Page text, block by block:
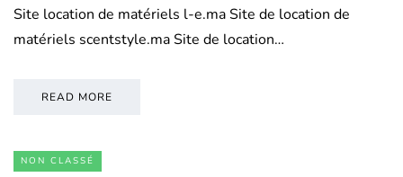
Site location de matériels l-e.ma Site de location de
matériels scentstyle.ma Site de location…
READ MORE
NON CLASSÉ